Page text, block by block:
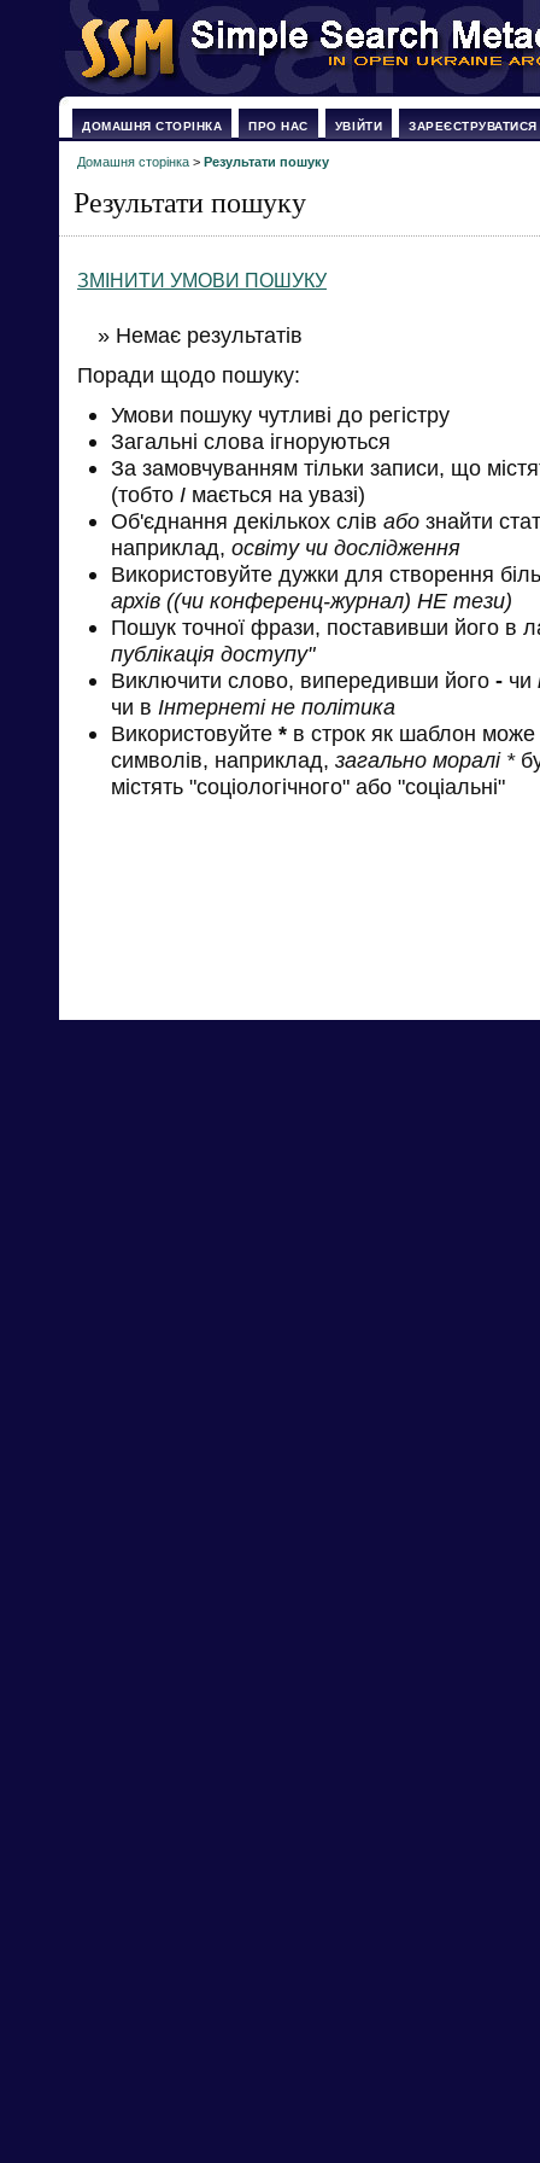
ДОМАШНЯ СТОРІНКА ПРО НАС УВІЙТИ ЗАРЕЄСТРУВАТИСЯ
Домашня сторінка > Результати пошуку
Результати пошуку
ЗМІНИТИ УМОВИ ПОШУКУ
» Немає результатів
Поради щодо пошуку:
Умови пошуку чутливі до регістру
Загальні слова ігноруються
За замовчуванням тільки записи, що
(тобто І мається на увазі)
Об'єднання декількох слів або знайти
наприклад, освіту чи дослідження
Використовуйте дужки для створення
архів ((чи конференц-журнал) НЕ тези)
Пошук точної фрази, поставивши його в
публікація доступу"
Виключити слово, випередивши його - чи
чи в Інтернеті не політика
Використовуйте * в строк як шаблон може
символів, наприклад, загально моралі *
містять "соціологічного" або "соціальні"